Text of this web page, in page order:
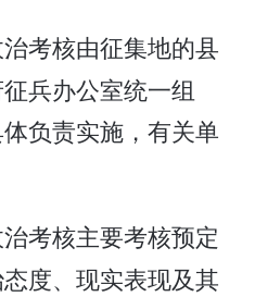
考核由征集地的县
兵办公室统一组
负责实施，有关单
考核主要考核预定
度、现实表现及其